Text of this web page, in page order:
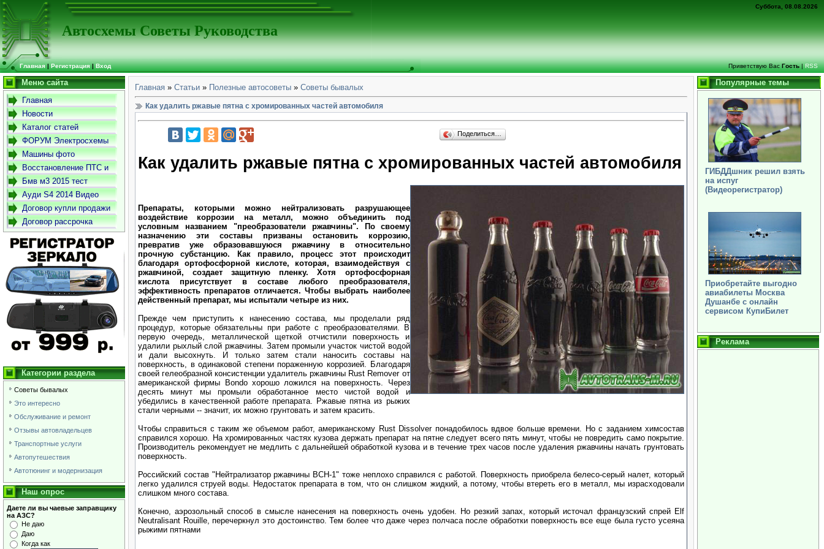
Суббота, 08.08.2026
Автосхемы Советы Руководства
Главная|Регистрация|Вход Приветствую Вас Гость|RSS
Меню сайта
Главная
Новости
Каталог статей
ФОРУМ Электросхемы
-Советы- Руководства
Машины фото
Восстановление ПТС и
СТСБмв м3 2015 тест
драйвАуди S4 2014 Видео
Договор купли продажи
автомобиля
Договор рассрочка
Категории раздела
Советы бывалых
Это интересно
Обслуживание и ремонт
Отзывы автовладельцев
Транспортные услуги
Автопутешествия
Автотюнинг и модернизация
Наш опрос
Даете ли вы чаевые заправщику
на АЗС?
Не даю
Даю
Когда как
Главная » Статьи » Полезные автосоветы » Советы бывалых
Как удалить ржавые пятна с хромированных частей автомобиля
Поделиться…
Как удалить ржавые пятна с хромированных частей автомобиля
Препараты, которыми можно нейтрализовать разрушающее
воздействие коррозии на металл, можно объединить под
условным названием "преобразователи ржавчины". По своему
назначению эти составы призваны остановить коррозию,
превратив уже образовавшуюся ржавчину в относительно
прочную субстанцию. Как правило, процесс этот происходит
благодаря ортофосфорной кислоте, которая, взаимодействуя с
ржавчиной, создает защитную пленку. Хотя ортофосфорная
кислота присутствует в составе любого преобразователя,
эффективность препаратов отличается. Чтобы выбрать наиболее
действенный препарат, мы испытали четыре из них.
Прежде чем приступить к нанесению состава, мы проделали ряд
процедур, которые обязательны при работе с преобразователями. В
первую очередь, металлической щеткой отчистили поверхность и
удалили рыхлый слой ржавчины. Затем промыли участок чистой водой
и дали высохнуть. И только затем стали наносить составы на
поверхность, в одинаковой степени пораженную коррозией. Благодаря
своей гелеобразной консистенции удалитель ржавчины Rust Remover от
американской фирмы Bondo хорошо ложился на поверхность. Через
десять минут мы промыли обработанное место чистой водой и
убедились в качественной работе препарата. Ржавые пятна из рыжих
стали черными -- значит, их можно грунтовать и затем красить.
Чтобы справиться с таким же объемом работ, американскому Rust Dissolver понадобилось вдвое больше времени. Но с заданием химсостав
справился хорошо. На хромированных частях кузова держать препарат на пятне следует всего пять минут, чтобы не повредить само покрытие.
Производитель рекомендует не медлить с дальнейшей обработкой кузова и в течение трех часов после удаления ржавчины начать грунтовать
поверхность.
Российский состав "Нейтрализатор ржавчины ВСН-1" тоже неплохо справился с работой. Поверхность приобрела белесо-серый налет, который
легко удалился струей воды. Недостаток препарата в том, что он слишком жидкий, а потому, чтобы втереть его в металл, мы израсходовали
слишком много состава.
Конечно, аэрозольный способ в смысле нанесения на поверхность очень удобен. Но резкий запах, который источал французский спрей Elf
Neutralisant Rouille, перечеркнул это достоинство. Тем более что даже через полчаса после обработки поверхность все еще была густо усеяна
рыжими пятнами
Популярные темы
ГИБДДшник решил взять
на испуг
(Видеорегистратор)
Приобретайте выгодно
авиабилеты Москва
Душанбе с онлайн
сервисом КупиБилет
Реклама